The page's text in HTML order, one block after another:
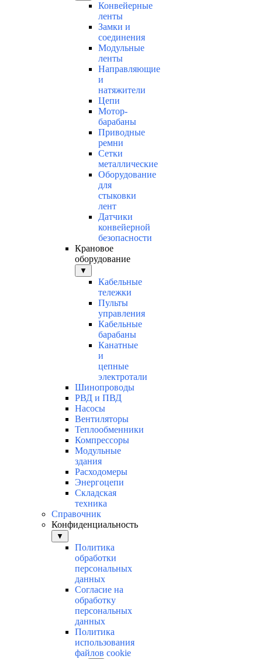
Конвейерные
ленты
Замки и
соединения
Модульные
ленты
Направляющие
и
натяжители
Цепи
Мотор-
барабаны
Приводные
ремни
Сетки
металлические
Оборудование
для
стыковки
лент
Датчики
конвейерной
безопасности
Крановое
оборудование
▼
Кабельные
тележки
Пульты
управления
Кабельные
барабаны
Канатные
и
цепные
электротали
Шинопроводы
РВД и ПВД
Насосы
Вентиляторы
Теплообменники
Компрессоры
Модульные
здания
Расходомеры
Энергоцепи
Складская
техника
Справочник
Конфиденциальность
▼
Политика
обработки
персональных
данных
Согласие на
обработку
персональных
данных
Политика
использования
файлов cookie